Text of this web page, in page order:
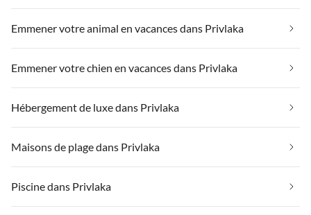
Emmener votre animal en vacances dans Privlaka
Emmener votre chien en vacances dans Privlaka
Hébergement de luxe dans Privlaka
Maisons de plage dans Privlaka
Piscine dans Privlaka